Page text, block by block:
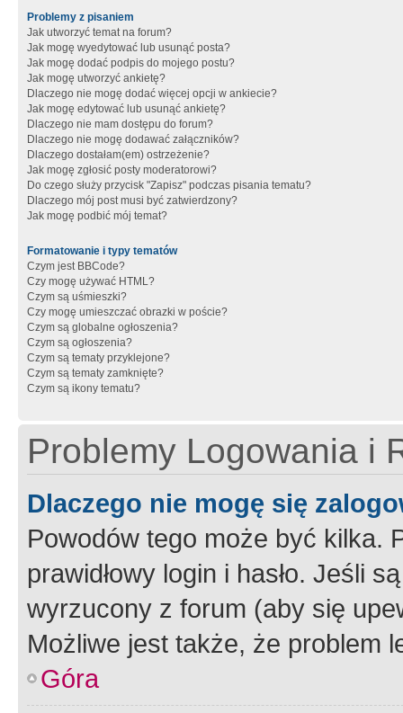
Problemy z pisaniem
Jak utworzyć temat na forum?
Jak mogę wyedytować lub usunąć posta?
Jak mogę dodać podpis do mojego postu?
Jak mogę utworzyć ankietę?
Dlaczego nie mogę dodać więcej opcji w ankiecie?
Jak mogę edytować lub usunąć ankietę?
Dlaczego nie mam dostępu do forum?
Dlaczego nie mogę dodawać załączników?
Dlaczego dostałam(em) ostrzeżenie?
Jak mogę zgłosić posty moderatorowi?
Do czego służy przycisk "Zapisz" podczas pisania tematu?
Dlaczego mój post musi być zatwierdzony?
Jak mogę podbić mój temat?
Formatowanie i typy tematów
Czym jest BBCode?
Czy mogę używać HTML?
Czym są uśmieszki?
Czy mogę umieszczać obrazki w poście?
Czym są globalne ogłoszenia?
Czym są ogłoszenia?
Czym są tematy przyklejone?
Czym są tematy zamknięte?
Czym są ikony tematu?
Problemy Logowania i
Dlaczego nie mogę się
Powodów tego może być kilka.
prawidłowy login i hasło. Jeśli
wyrzucony z forum (aby się
Możliwe jest także, że problem
Góra